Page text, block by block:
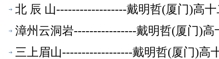
北 辰 山------------------戴明哲(厦门)高
漳州云洞岩----------------戴明哲(厦门)
三上眉山------------------戴明哲(厦门)高